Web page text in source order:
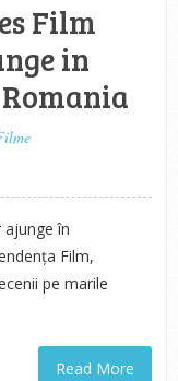
Film
in
în
Film,
pe marile
Read More